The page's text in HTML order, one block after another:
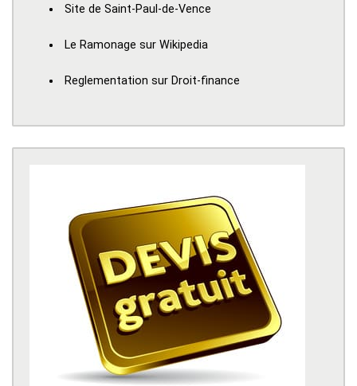
Site de Saint-Paul-de-Vence
Le Ramonage sur Wikipedia
Reglementation sur Droit-finance